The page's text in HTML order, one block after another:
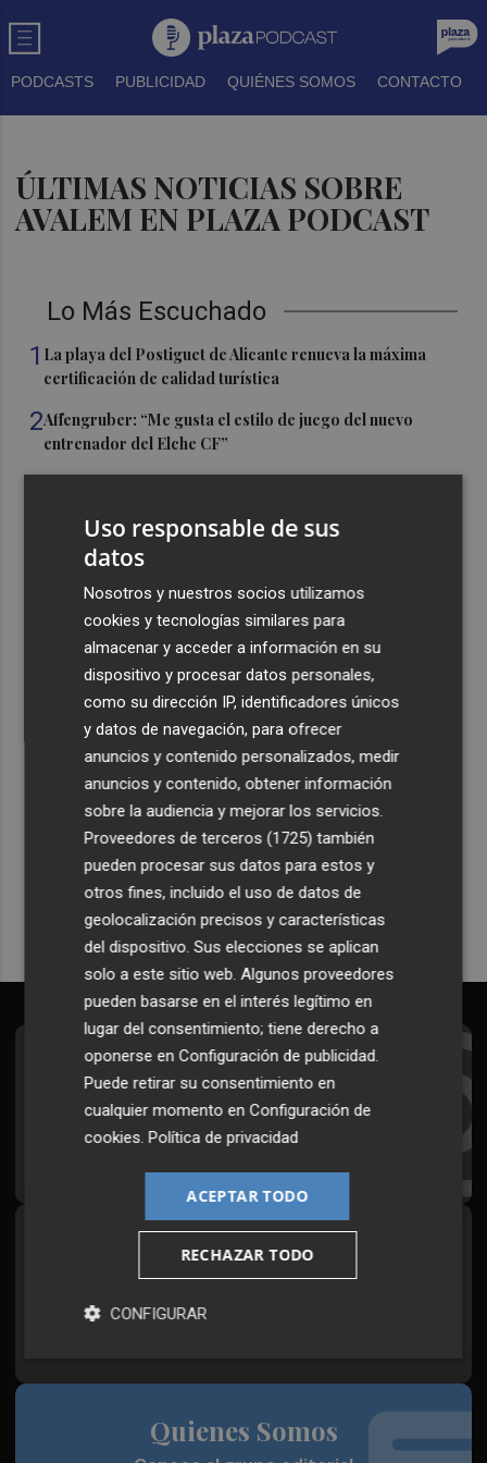
PODCASTS PUBLICIDAD QUIÉNES SOMOS CONTACTO
ÚLTIMAS NOTICIAS SOBRE
AVALEM EN PLAZA PODCAST
Lo Más Escuchado
1 La playa del Postiguet de Alicante renueva la máxima
certificación de calidad turística
2Affengruber: “Me gusta el estilo de juego del nuevo
entrenador del Elche CF”
La Socimi tuTECHÔ adquiere a Banco Sabadell 23
La aguileña Fátima Hernández es decimonovena en los
5.000 metros del Mundial sub-20
Recibe toda la actualidad de
Plaza Podcast en tu correo
Quiero suscribirme
Suscríbete al Boletín
Todos los días a primera hora en tu email
Síguenos en redes
Plaza Podcast, desde cualquier medio
Quienes Somos
Uso responsable de sus
datos
Nosotros y nuestros socios utilizamos
cookies y tecnologías similares para
almacenar y acceder a información en su
dispositivo y procesar datos personales,
como su dirección IP, identificadores únicos
y datos de navegación, para ofrecer
anuncios y contenido personalizados, medir
anuncios y contenido, obtener información
sobre la audiencia y mejorar los servicios.
Proveedores de terceros (1725) también
pueden procesar sus datos para estos y
otros fines, incluido el uso de datos de
geolocalización precisos y características
del dispositivo. Sus elecciones se aplican
solo a este sitio web. Algunos proveedores
pueden basarse en el interés legítimo en
lugar del consentimiento; tiene derecho a
oponerse enConfiguración de publicidad
Puede retirar su consentimiento en
cualquier momento enConfiguración de
cookies .Política de privacidad
ACEPTAR TODO
RECHAZAR TODO
CONFIGURAR